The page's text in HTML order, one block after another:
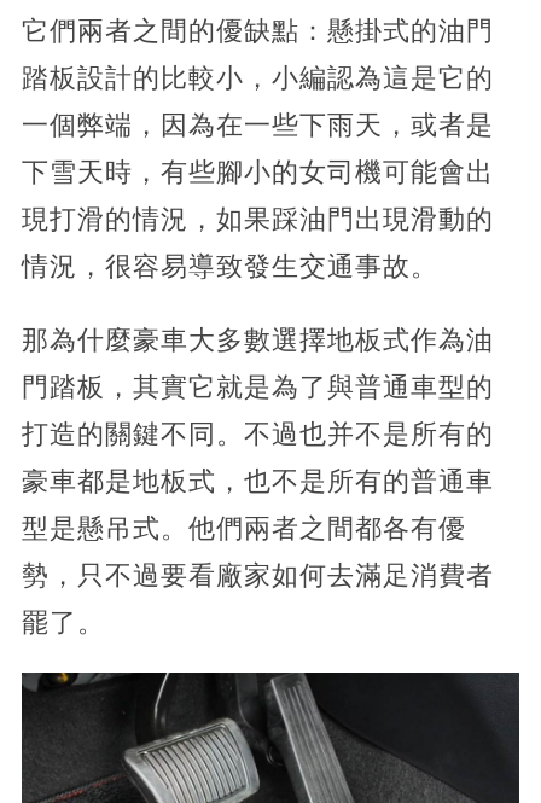
它們兩者之間的優缺點：懸掛式的油門
踏板設計的比較小，小編認為這是它的
一個弊端，因為在一些下雨天，或者是
下雪天時，有些腳小的女司機可能會出
現打滑的情況，如果踩油門出現滑動的
情況，很容易導致發生交通事故。
那為什麼豪車大多數選擇地板式作為油
門踏板，其實它就是為了與普通車型的
打造的關鍵不同。不過也并不是所有的
豪車都是地板式，也不是所有的普通車
型是懸吊式。他們兩者之間都各有優
勢，只不過要看廠家如何去滿足消費者
罷了。